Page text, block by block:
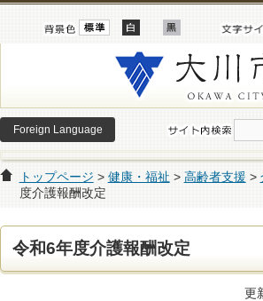
Foreign Language
トップページ > 健康・福祉 > 高齢者支援 >
度介護報酬改定
令和6年度介護報酬改定
更